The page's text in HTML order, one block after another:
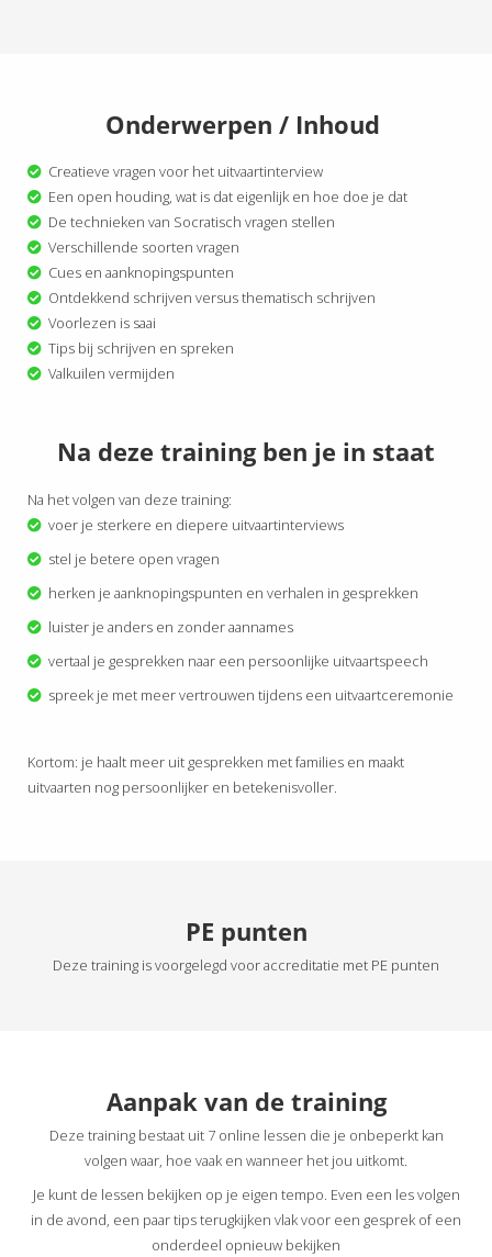
Onderwerpen / Inhoud
Creatieve vragen voor het uitvaartinterview
Een open houding, wat is dat eigenlijk en hoe doe je dat
De technieken van Socratisch vragen stellen
Verschillende soorten vragen
Cues en aanknopingspunten
Ontdekkend schrijven versus thematisch schrijven
Voorlezen is saai
Tips bij schrijven en spreken
Valkuilen vermijden
Na deze training ben je in staat
Na het volgen van deze training:
voer je sterkere en diepere uitvaartinterviews
stel je betere open vragen
herken je aanknopingspunten en verhalen in gesprekken
luister je anders en zonder aannames
vertaal je gesprekken naar een persoonlijke uitvaartspeech
spreek je met meer vertrouwen tijdens een uitvaartceremonie
Kortom: je haalt meer uit gesprekken met families en maakt
uitvaarten nog persoonlijker en betekenisvoller.
PE punten
Deze training is voorgelegd voor accreditatie met PE punten
Aanpak van de training
Deze training bestaat uit 7 online lessen die je onbeperkt kan
volgen waar, hoe vaak en wanneer het jou uitkomt.
Je kunt de lessen bekijken op je eigen tempo. Even een les volgen
in de avond, een paar tips terugkijken vlak voor een gesprek of een
onderdeel opnieuw bekijken